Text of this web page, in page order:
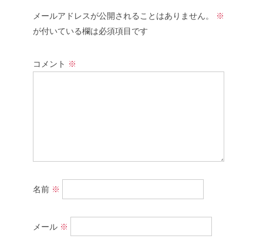
メールアドレスが公開されることはありません。
※
が付いている欄は必須項目です
コメント ※
名前 ※
メール ※